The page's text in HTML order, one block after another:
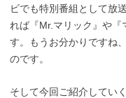
ビでも特別番組として放
れば『Mr.マリック』や『
す。もうお分かりですね
のです。
そして今回ご紹介してい